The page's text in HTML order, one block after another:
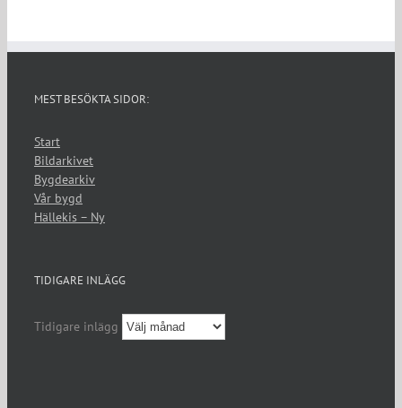
MEST BESÖKTA SIDOR:
Start
Bildarkivet
Bygdearkiv
Vår bygd
Hällekis – Ny
TIDIGARE INLÄGG
Tidigare inlägg